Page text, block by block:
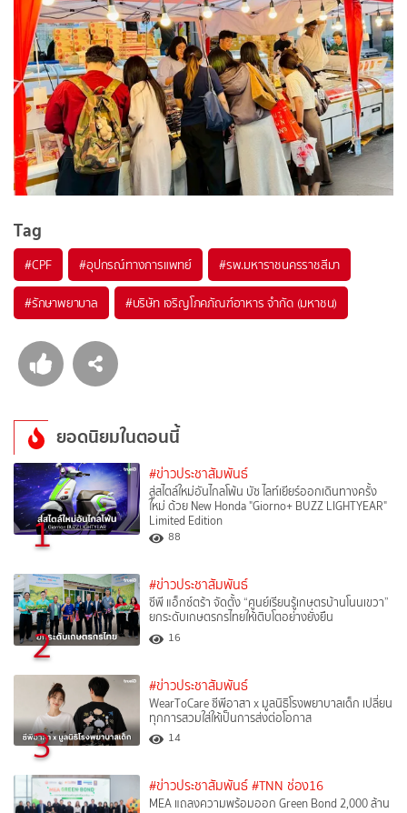
Tag
#CPF #อุปกรณ์ทางการแพทย์ #รพ.มหาราชนครราชสีมา
#รักษาพยาบาล #บริษัท เจริญโภคภัณฑ์อาหาร จำกัด (มหาชน)
ยอดนิยมในตอนนี้
1
#ข่าวประชาสัมพันธ์
สู่สไตล์ใหม่อันไกลโพ้น บัซ ไลท์เยียร์ออกเดินทางครั้ง
ใหม่ ด้วย New Honda "Giorno+ BUZZ LIGHTYEAR"
Limited Edition
88
2
#ข่าวประชาสัมพันธ์
ซีพี แอ็กซ์ตร้า จัดตั้ง “ศูนย์เรียนรู้เกษตรบ้านโนนเขวา”
ยกระดับเกษตรกรไทยให้เติบโตอย่างยั่งยืน
16
3
#ข่าวประชาสัมพันธ์
WearToCare ซีพีอาสา x มูลนิธิโรงพยาบาลเด็ก เปลี่ยน
ทุกการสวมใส่ให้เป็นการส่งต่อโอกาส
14
#ข่าวประชาสัมพันธ์ #TNN ช่อง16
MEA แถลงความพร้อมออก Green Bond 2,000 ล้าน